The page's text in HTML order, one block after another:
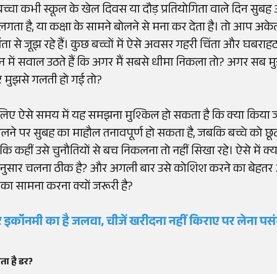
कभी स्कूल के खेल दिवस या दौड़ प्रतियोगिता वाले दिन
है, या कक्षा के सामने बोलने से मना कर देता है। तो आप
से जूझ रहे हैं। कुछ बच्चों में ऐसे अवसर गहरी चिंता और
में सवाल उठते हैं कि अगर मैं सबसे धीमा निकला तो? अगर सब
मुझसे गलती हो गई तो?
ऐसे समय में यह समझना मुश्किल हो सकता है कि क्या किया
पर सुबह का माहौल तनावपूर्ण हो सकता है, जबकि बच्चे को
कि कहीं उसे चुनौतियों से बच निकलना तो नहीं सिखा रहे। ऐसे में
चलना ठीक है? और अगली बार उसे कोशिश करने का
सामना करना क्यों जरूरी है?
इकॉनमी का है जलवा, चीजें खरीदना नहीं किराए पर लेना
है डर?